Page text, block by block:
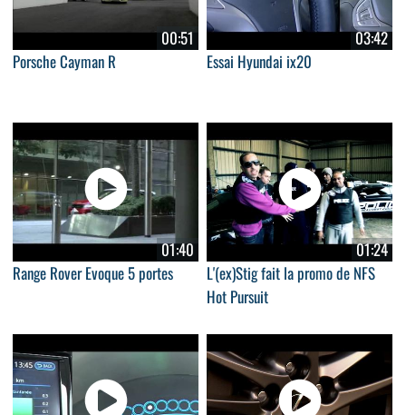
00:51
Porsche Cayman R
03:42
Essai Hyundai ix20
01:40
Range Rover Evoque 5 portes
01:24
L'(ex)Stig fait la promo de NFS
Hot Pursuit